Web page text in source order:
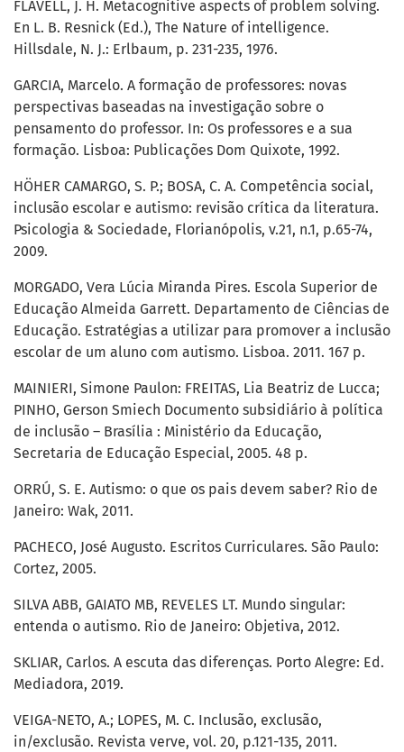
FLAVELL, J. H. Metacognitive aspects of problem solving.
En L. B. Resnick (Ed.), The Nature of intelligence.
Hillsdale, N. J.: Erlbaum, p. 231-235, 1976.
GARCIA, Marcelo. A formação de professores: novas
perspectivas baseadas na investigação sobre o
pensamento do professor. In: Os professores e a sua
formação. Lisboa: Publicações Dom Quixote, 1992.
HÖHER CAMARGO, S. P.; BOSA, C. A. Competência social,
inclusão escolar e autismo: revisão crítica da literatura.
Psicologia & Sociedade, Florianópolis, v.21, n.1, p.65-74,
2009.
MORGADO, Vera Lúcia Miranda Pires. Escola Superior de
Educação Almeida Garrett. Departamento de Ciências de
Educação. Estratégias a utilizar para promover a inclusão
escolar de um aluno com autismo. Lisboa. 2011. 167 p.
MAINIERI, Simone Paulon: FREITAS, Lia Beatriz de Lucca;
PINHO, Gerson Smiech Documento subsidiário à política
de inclusão – Brasília : Ministério da Educação,
Secretaria de Educação Especial, 2005. 48 p.
ORRÚ, S. E. Autismo: o que os pais devem saber? Rio de
Janeiro: Wak, 2011.
PACHECO, José Augusto. Escritos Curriculares. São Paulo:
Cortez, 2005.
SILVA ABB, GAIATO MB, REVELES LT. Mundo singular:
entenda o autismo. Rio de Janeiro: Objetiva, 2012.
SKLIAR, Carlos. A escuta das diferenças. Porto Alegre: Ed.
Mediadora, 2019.
VEIGA-NETO, A.; LOPES, M. C. Inclusão, exclusão,
in/exclusão. Revista verve, vol. 20, p.121-135, 2011.